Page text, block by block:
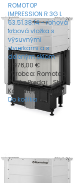
ROMOTOP
IMPRESSION R 3G L
63.51.38.14 - rohová
krbová vložka s
výsuvnými
dvierkami a s
deleným sklom
3 976,00 €
Výrobca: Romotop,
Česko Predaj: Styl
Kozvan, Slovensko
Do košíka